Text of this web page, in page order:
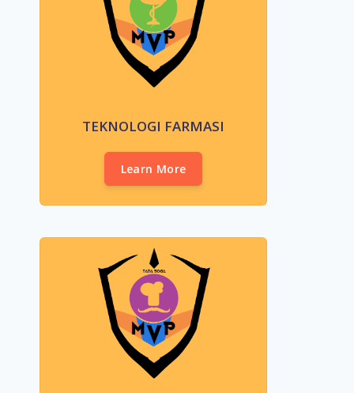
TEKNOLOGI FARMASI
Learn More